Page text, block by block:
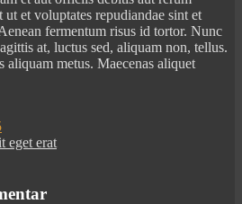
ut et voluptates repudiandae sint et
fermentum risus id tortor. Nunc
at, luctus sed, aliquam non, tellus.
metus. Maecenas aliquet
eget erat